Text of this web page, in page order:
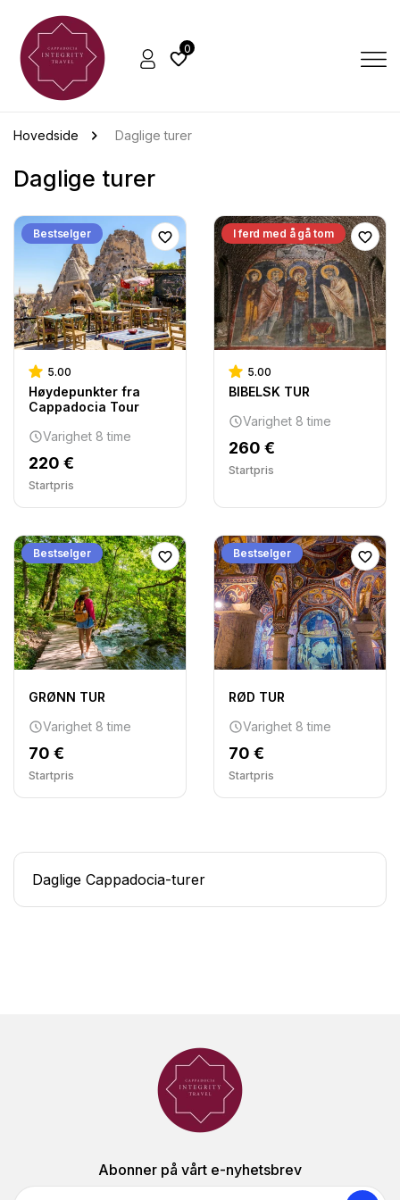
0
Hovedside Daglige turer
Daglige turer
Bestselger
5.00
Høydepunkter fra
Cappadocia Tour
Varighet 8 time
220 €
Startpris
I ferd med å gå tom
5.00
BIBELSK TUR
Varighet 8 time
260 €
Startpris
Bestselger
GRØNN TUR
Varighet 8 time
70 €
Startpris
Bestselger
RØD TUR
Varighet 8 time
70 €
Startpris
Daglige Cappadocia-turer
Abonner på vårt e-nyhetsbrev